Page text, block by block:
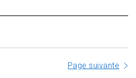
Page suivante